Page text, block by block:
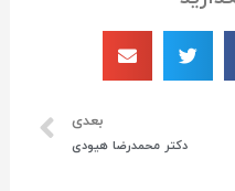
بعدی
دکتر محمدرضا هیودی